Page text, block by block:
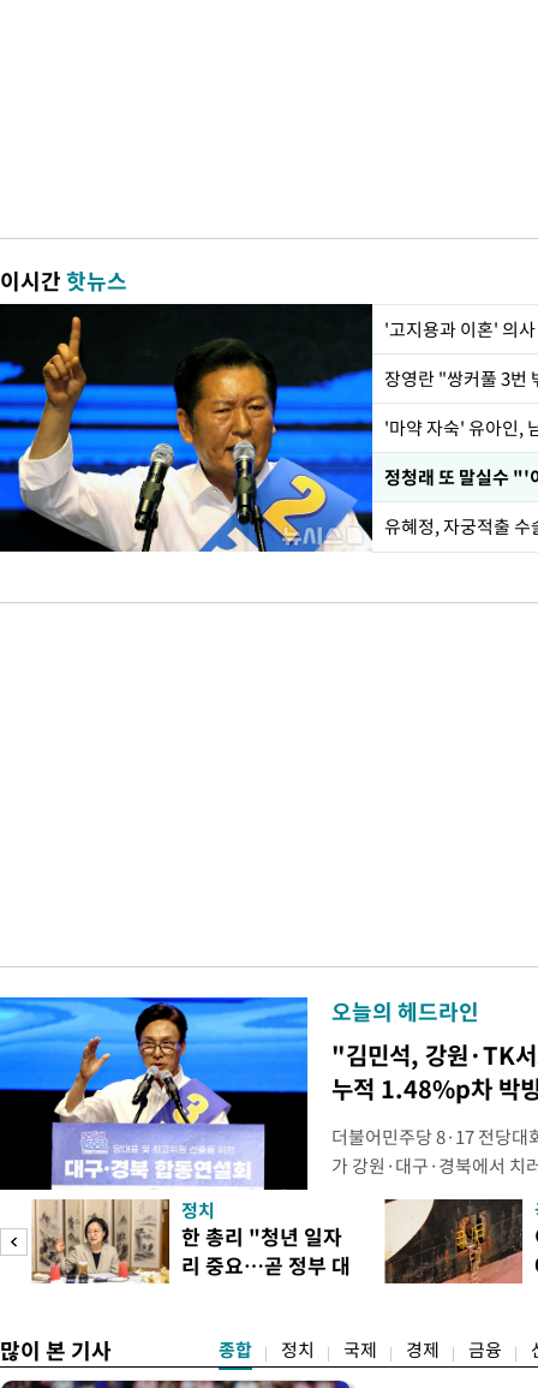
이시간핫뉴스
'고지용과 이혼' 의
'마약 자숙' 유아인,
정청래 또 말실수
유혜정, 자궁적출
오늘의 헤드라인
"김민석, 강원·TK
누적 1.48%p차 박
더불어민주당 8·17 전당대
가 강원·대구·경북에서 치
48.54%(1만8977표)를 얻
를 1622표(4.14%p) 차로
·인천 권리당원 투표에서
적 합산(가중치 미반영)에
정치
한 총리 "청년 일자
리 중요…곧 정부 대
많이 본 기사 종합 정치 국제 경제 금융